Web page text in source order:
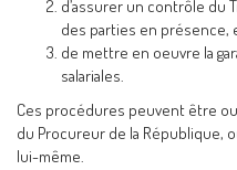
d’assurer un contrôle du
des parties en présence,
de mettre en oeuvre la
salariales.
Ces procédures peuvent être
du Procureur de la République,
lui-même.